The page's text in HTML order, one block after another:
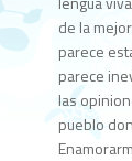
de la
parece
parece
las
pueblo